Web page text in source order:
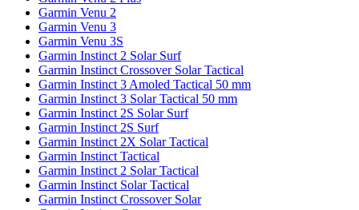
Garmin Venu 2
Garmin Venu 3
Garmin Venu 3S
Garmin Instinct 2 Solar Surf
Garmin Instinct Crossover Solar Tactical
Garmin Instinct 3 Amoled Tactical 50 mm
Garmin Instinct 3 Solar Tactical 50 mm
Garmin Instinct 2S Solar Surf
Garmin Instinct 2S Surf
Garmin Instinct 2X Solar Tactical
Garmin Instinct Tactical
Garmin Instinct 2 Solar Tactical
Garmin Instinct Solar Tactical
Garmin Instinct Crossover Solar